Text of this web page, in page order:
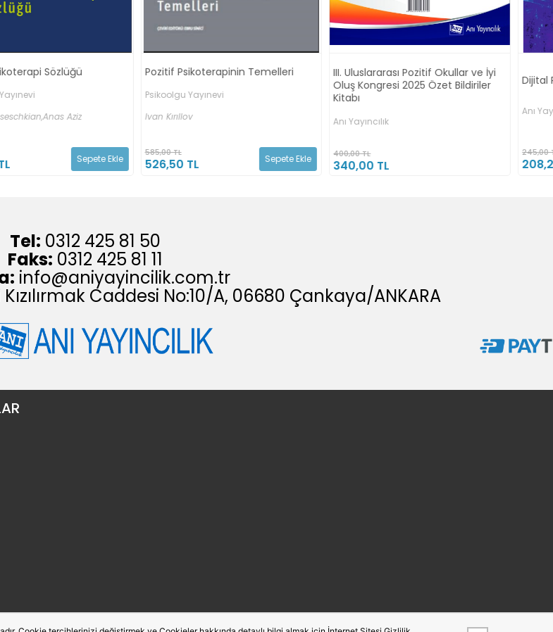
Psikoterapinin Temelleri
Psikoolgu Yayınevi
Kırıllov
TL Sepete Ekle
III. Uluslararası Pozitif Okullar ve İyi
Oluş Kongresi 2025 Özet Bildiriler
Kitabı
Anı Yayıncılık
340,00 TL
Dijital Psikolojik Yardım Hizmetleri
208,25 TL Sepete Ekle
Tel: 0312 425 81 50
Faks: 0312 425 81 11
info@aniyayincilik.com.tr
Caddesi No:10/A, 06680 Çankaya/ANKARA